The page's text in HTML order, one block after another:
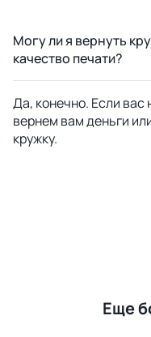
Могу ли я вернуть
качество печати?
Да, конечно. Если вас
вернем вам деньги
кружку.
Еще